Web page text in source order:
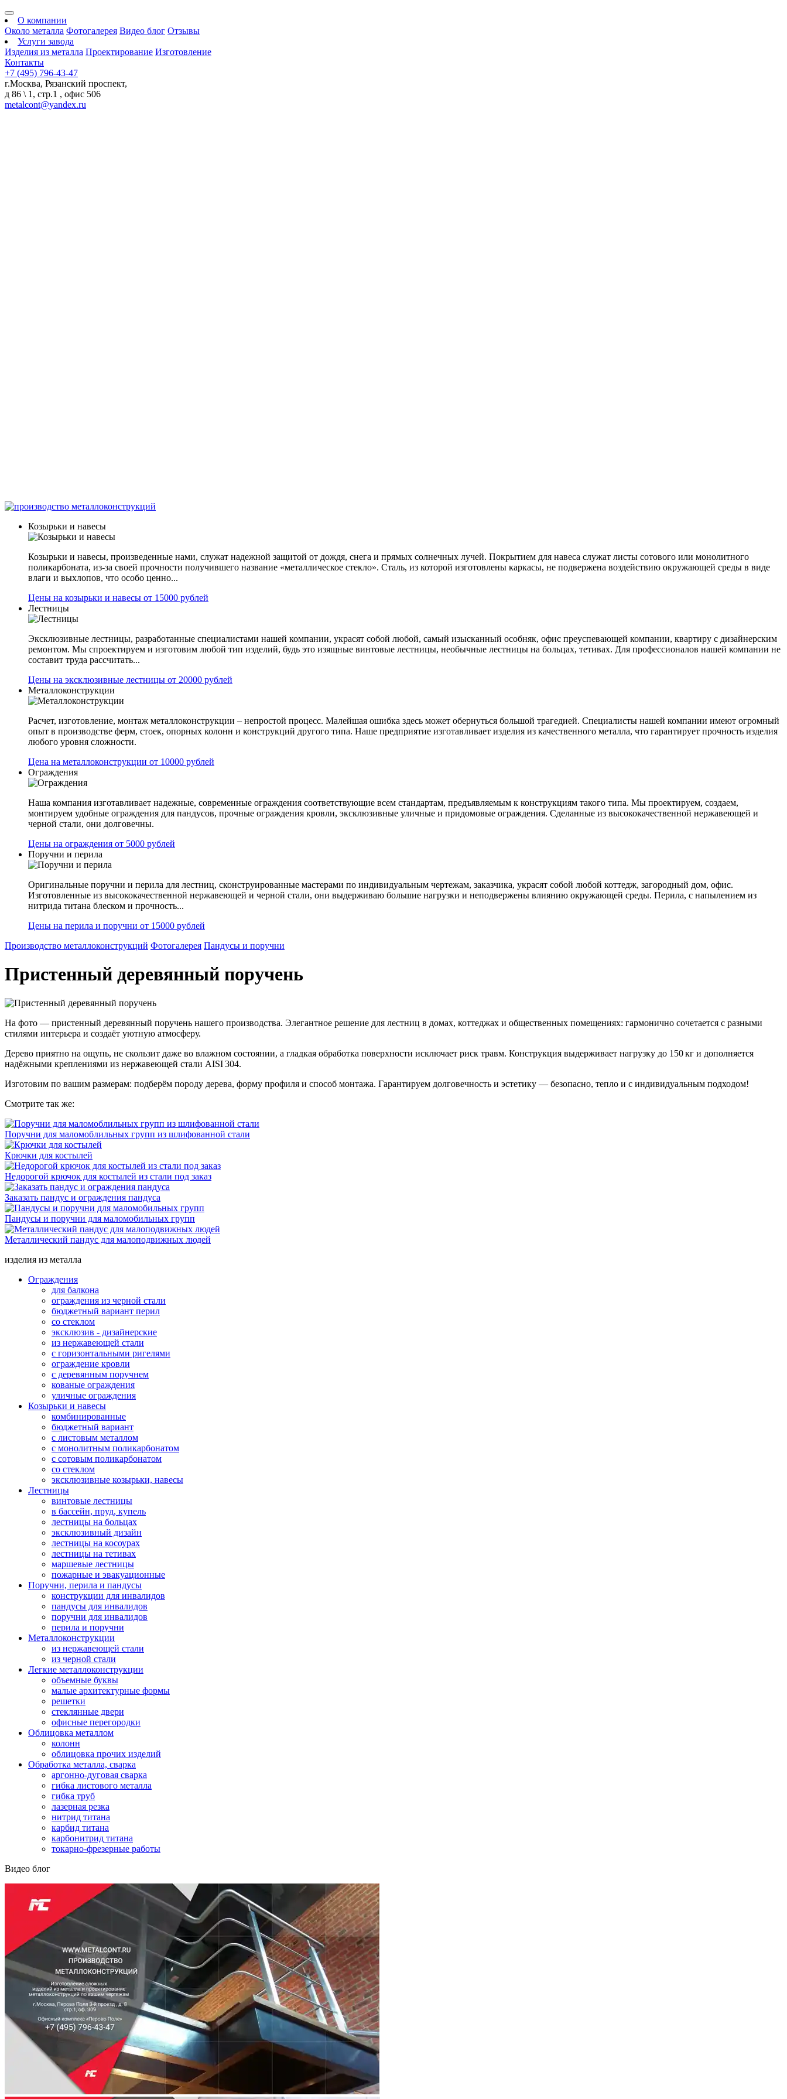
О компании
Около металла Фотогалерея Видео блог Отзывы
Услуги завода
Изделия из металла Проектирование Изготовление
Контакты
+7 (495) 796-43-47
г.Москва, Рязанский проспект,
д 86 \ 1, стр.1 , офис 506
metalcont@yandex.ru
Козырьки и навесы
Козырьки и навесы, произведенные нами, служат надежной защитой от дождя, снега и прямых солнечных лучей. Покрытием для навеса служат листы сотового или монолитного
поликарбоната, из-за своей прочности получившего название «металлическое стекло». Сталь, из которой изготовлены каркасы, не подвержена воздействию окружающей среды в виде
влаги и выхлопов, что особо ценно...
Цены на козырьки и навесы от 15000 рублей
Лестницы
Эксклюзивные лестницы, разработанные специалистами нашей компании, украсят собой любой, самый изысканный особняк, офис преуспевающей компании, квартиру с дизайнерским
ремонтом. Мы спроектируем и изготовим любой тип изделий, будь это изящные винтовые лестницы, необычные лестницы на больцах, тетивах. Для профессионалов нашей компании не
составит труда рассчитать...
Цены на эксклюзивные лестницы от 20000 рублей
Металлоконструкции
Расчет, изготовление, монтаж металлоконструкции – непростой процесс. Малейшая ошибка здесь может обернуться большой трагедией. Специалисты нашей компании имеют огромный
опыт в производстве ферм, стоек, опорных колонн и конструкций другого типа. Наше предприятие изготавливает изделия из качественного металла, что гарантирует прочность изделия
любого уровня сложности.
Цена на металлоконструкции от 10000 рублей
Ограждения
Наша компания изготавливает надежные, современные ограждения соответствующие всем стандартам, предъявляемым к конструкциям такого типа. Мы проектируем, создаем,
монтируем удобные ограждения для пандусов, прочные ограждения кровли, эксклюзивные уличные и придомовые ограждения. Сделанные из высококачественной нержавеющей и
черной стали, они долговечны.
Цены на ограждения от 5000 рублей
Поручни и перила
Оригинальные поручни и перила для лестниц, сконструированные мастерами по индивидуальным чертежам, заказчика, украсят собой любой коттедж, загородный дом, офис.
Изготовленные из высококачественной нержавеющей и черной стали, они выдерживаю большие нагрузки и неподвержены влиянию окружающей среды. Перила, с напылением из
нитрида титана блеском и прочность...
Цены на перила и поручни от 15000 рублей
Производство металлоконструкций Фотогалерея Пандусы и поручни
Пристенный деревянный поручень
На фото — пристенный деревянный поручень нашего производства. Элегантное решение для лестниц в домах, коттеджах и общественных помещениях: гармонично сочетается с разными
стилями интерьера и создаёт уютную атмосферу.
Дерево приятно на ощупь, не скользит даже во влажном состоянии, а гладкая обработка поверхности исключает риск травм. Конструкция выдерживает нагрузку до 150 кг и дополняется
надёжными креплениями из нержавеющей стали AISI 304.
Изготовим по вашим размерам: подберём породу дерева, форму профиля и способ монтажа. Гарантируем долговечность и эстетику — безопасно, тепло и с индивидуальным подходом!
Смотрите так же:
Поручни для маломоблильных групп из шлифованной стали
Крючки для костылей
Недорогой крючок для костылей из стали под заказ
Заказать пандус и ограждения пандуса
Пандусы и поручни для маломобильных групп
Металлический пандус для малоподвижных людей
изделия из металла
Ограждения
для балкона
ограждения из черной стали
бюджетный вариант перил
со стеклом
эксклюзив - дизайнерские
из нержавеющей стали
с горизонтальными ригелями
ограждение кровли
с деревянным поручнем
кованые ограждения
уличные ограждения
Козырьки и навесы
комбинированные
бюджетный вариант
с листовым металлом
с монолитным поликарбонатом
с сотовым поликарбонатом
со стеклом
эксклюзивные козырьки, навесы
Лестницы
винтовые лестницы
в бассейн, пруд, купель
лестницы на больцах
эксклюзивный дизайн
лестницы на косоурах
лестницы на тетивах
маршевые лестницы
пожарные и эвакуационные
Поручни, перила и пандусы
конструкции для инвалидов
пандусы для инвалидов
поручни для инвалидов
перила и поручни
Металлоконструкции
из нержавеющей стали
из черной стали
Легкие металлоконструкции
объемные буквы
малые архитектурные формы
решетки
стеклянные двери
офисные перегородки
Облицовка металлом
колонн
облицовка прочих изделий
Обработка металла, сварка
аргонно-дуговая сварка
гибка листового металла
гибка труб
лазерная резка
нитрид титана
карбид титана
карбонитрид титана
токарно-фрезерные работы
Видео блог